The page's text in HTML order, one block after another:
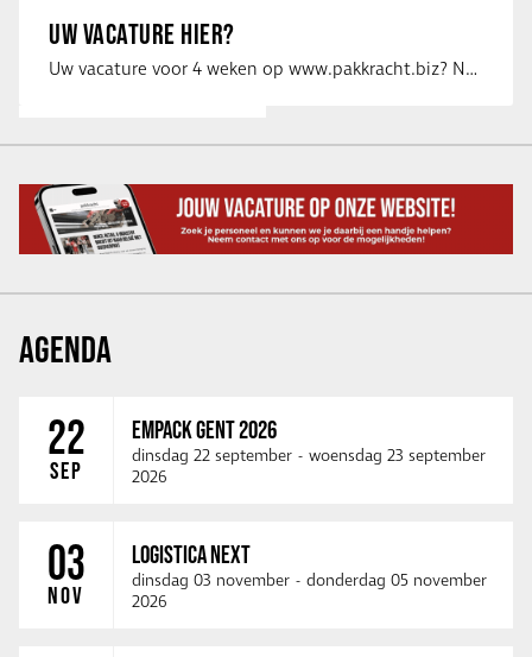
UW VACATURE HIER?
Uw vacature voor 4 weken op www.pakkracht.biz? Neem dan contact op met Yannick van …
AGENDA
22
SEP
EMPACK GENT 2026
dinsdag 22 september - woensdag 23 september
2026
03
NOV
LOGISTICA NEXT
dinsdag 03 november - donderdag 05 november
2026